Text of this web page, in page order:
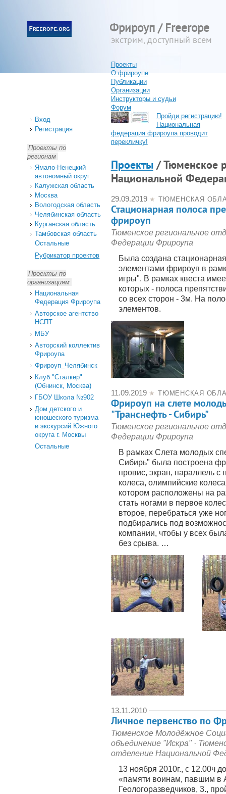
Фрироуп / Freerope
экстрим, доступный всем
Проекты
О фрироупе
Публикации
Организации
Инструкторы и судьи
Форум
Вход
Регистрация
Проекты по
регионам
Ямало-Ненецкий
автономный округ
Калужская область
Москва
Вологодская область
Челябинская область
Курганская область
Тамбовская область
Остальные
Рубрикатор проектов
Проекты по
организациям
Национальная
Федерация Фрироупа
Авторское агентство
НСПТ
МБУ
Авторский коллектив
Фрироупа
Фрироуп_Челябинск
Клуб "Сталкер"
(Обнинск, Москва)
ГБОУ Школа №902
Дом детского и
юношеского туризма
и экскурсий Южного
округа г. Москвы
Остальные
Пройди регистрацию!
Национальная
федерация фрироупа проводит
перекличку!
Проекты/ Тюменское
Национальной
29.09.2019★ ТЮМЕНСКАЯ
Стационарная полоса
фрироуп
Тюменское региональное
Федерации Фрироупа
Была создана
элементами фрироуп в
игры". В рамках квеста
которых - полоса
со всех сторон - 3м. На
элементов.
11.09.2019★ ТЮМЕНСКАЯ
Фрироуп на слете
"Транснефть - Сибирь"
Тюменское региональное
Федерации Фрироупа
В рамках Слета молодых
Сибирь" была построена
провис, экран, параллель с
колеса, олимпийские
котором расположены на
стать ногами в первое
второе, перебраться уже
подбирались под
компании, чтобы у всех
без срыва. …
13.11.2010
Личное первенство по
Тюменское Молодёжное
объединение "Искра"·
отделение Национальной
13 ноября 2010г., с 12.00ч
«памяти воинам, павшим в
Геологоразведчиков, 3.,